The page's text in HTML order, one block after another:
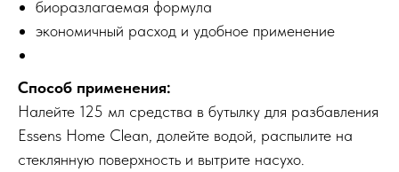
биоразлагаемая формула
экономичный расход и удобное применение
Способ применения:
Налейте 125 мл средства в бутылку для разбавления
Essens Home Clean, долейте водой, распылите на
стеклянную поверхность и вытрите насухо.